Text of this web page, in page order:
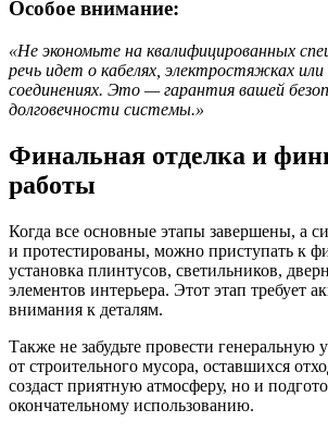
Особое внимание:
«Не экономьте на квалифицированных
речь идет о кабелях, электростяжках
соединениях. Это — гарантия вашей
долговечности системы.»
Финальная отделка и
работы
Когда все основные этапы завершены, а
и протестированы, можно приступать к
установка плинтусов, светильников,
элементов интерьера. Этот этап требует
внимания к деталям.
Также не забудьте провести генеральную
от строительного мусора, оставшихся
создаст приятную атмосферу, но и
окончательному использованию.